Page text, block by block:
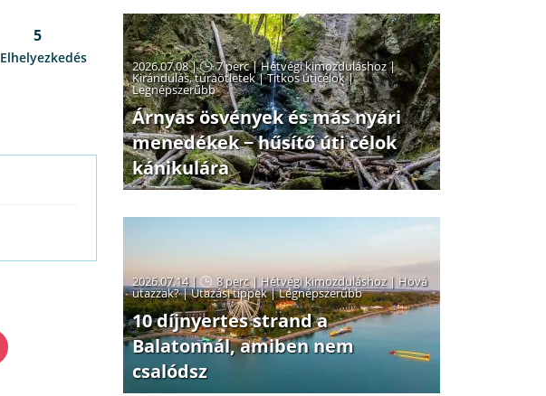
5
Elhelyezkedés 2026.07.08 | 7 perc|Hétvégi kimozduláshoz|
Kirándulás, túraötletek|Titkos úticélok|
Legnépszerűbb
Árnyas ösvények és más nyári
menedékek − hűsítő úti célok
kánikulára
2026.07.14 | 8 perc| Hétvégi kimozduláshoz| Hová
utazzak?|Utazási tippek|Legnépszerűbb
10 díjnyertes strand a
Balatonnál, amiben nem
csalódsz